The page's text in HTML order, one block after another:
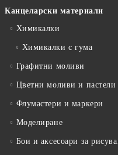
Канцеларски материали
Химикалки
Химикалки с гума
Графитни моливи
Цветни моливи и пастели
Флумастери и маркери
Моделиране
Бои и аксесоари за